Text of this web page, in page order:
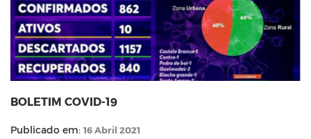
BOLETIM COVID-19
Publicado em: 16 Abril 2021